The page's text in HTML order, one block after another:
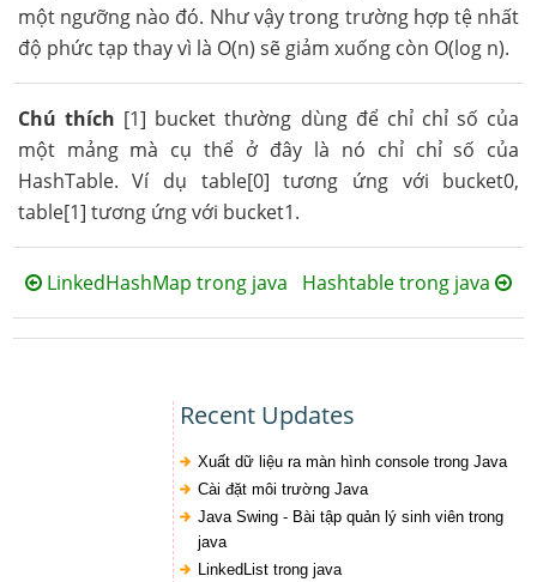
một ngưỡng nào đó. Như vậy trong trường hợp tệ nhất
độ phức tạp thay vì là O(n) sẽ giảm xuống còn O(log n).
Chú thích [1] bucket thường dùng để chỉ chỉ số của
một mảng mà cụ thể ở đây là nó chỉ chỉ số của
HashTable. Ví dụ table[0] tương ứng với bucket0,
table[1] tương ứng với bucket1.
LinkedHashMap trong java Hashtable trong java
Recent Updates
Xuất dữ liệu ra màn hình console trong Java
Cài đặt môi trường Java
Java Swing - Bài tập quản lý sinh viên trong
java
LinkedList trong java